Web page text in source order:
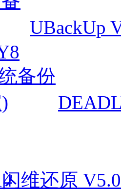
UBackUp
闪维还原